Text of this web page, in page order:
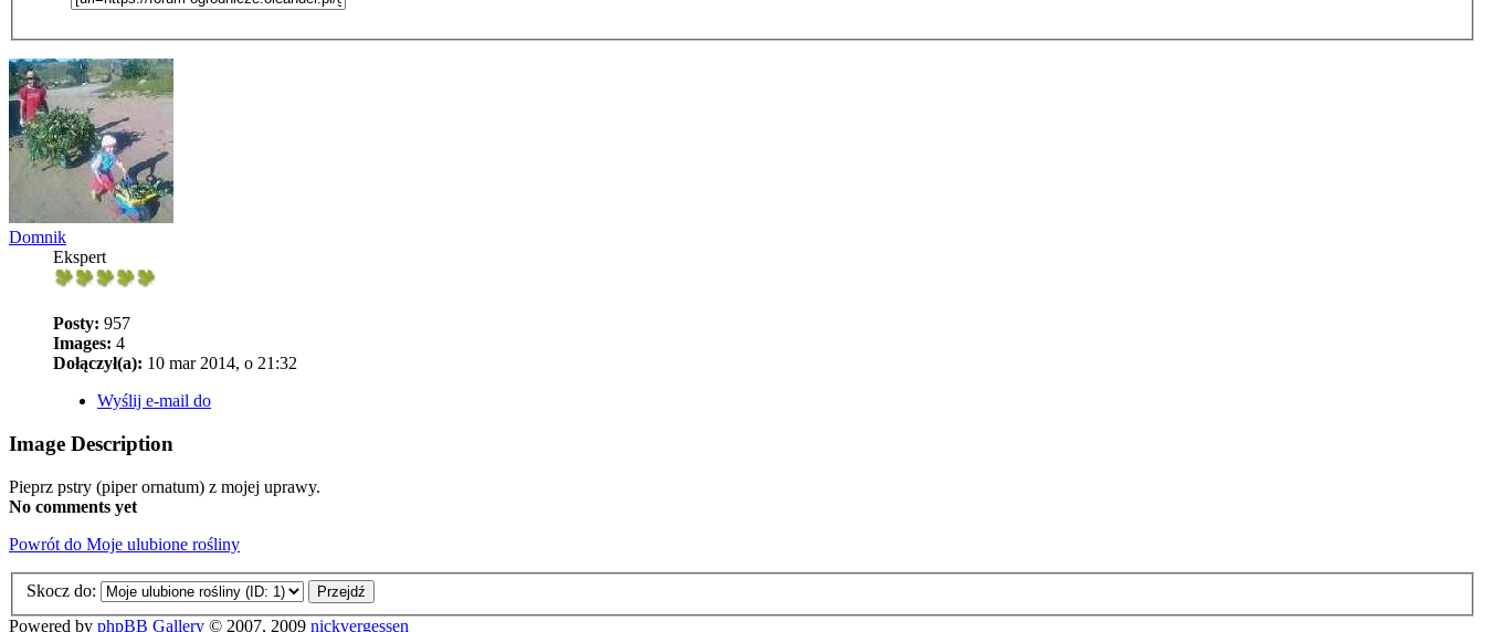
Domnik
Ekspert
Posty: 957
Images: 4
Dołączył(a): 10 mar 2014, o 21:32
Wyślij e-mail do
Image Description
Pieprz pstry (piper ornatum) z mojej uprawy.
No comments yet
Powrót do Moje ulubione rośliny
Skocz do:
Powered by phpBB Gallery © 2007, 2009 nickvergessen